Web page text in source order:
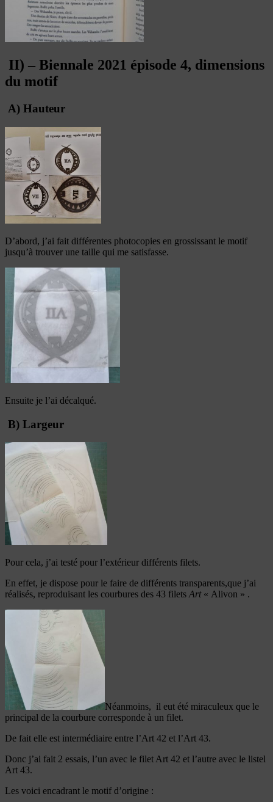
II) – Biennale 2021 épisode 4, dimensions
du motif
A) Hauteur
D’abord, j’ai fait différentes photocopies en grossissant le motif
jusqu’à trouver une taille qui me satisfasse.
Ensuite je l’ai décalqué.
B) Largeur
Pour cela, j’ai testé pour l’extérieur différents filets.
En effet, je dispose pour le faire de différents transparents,que j’ai
réalisés, reproduisant les courbures des 43 filets Art« Alivon » .
Néanmoins, il eut été miraculeux que le
principal de la courbure corresponde à un filet.
De fait elle est intermédiaire entre l’Art 42 et l’Art 43.
Donc j’ai fait 2 essais, l’un avec le filet Art 42 et l’autre avec le listel
Art 43.
Les voici encadrant le motif d’origine :